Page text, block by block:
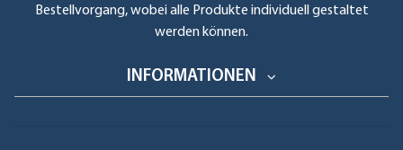
Bestellvorgang, wobei alle Produkte individuell gestaltet
werden können.
INFORMATIONEN